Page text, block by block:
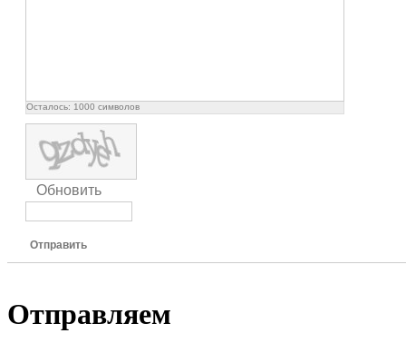
Осталось: 1000 символов
Обновить
Отправить
Отправляем